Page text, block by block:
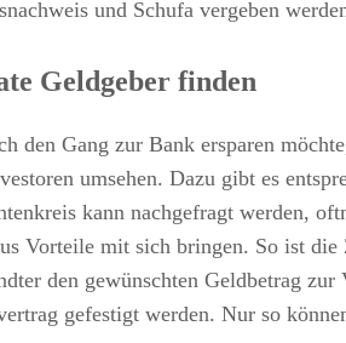
und Schufa vergeben
Geldgeber finden
den Gang zur Bank ersparen
umsehen. Dazu gibt es
kann nachgefragt werden,
Vorteile mit sich bringen. So ist
den gewünschten Geldbetrag
gefestigt werden. Nur so